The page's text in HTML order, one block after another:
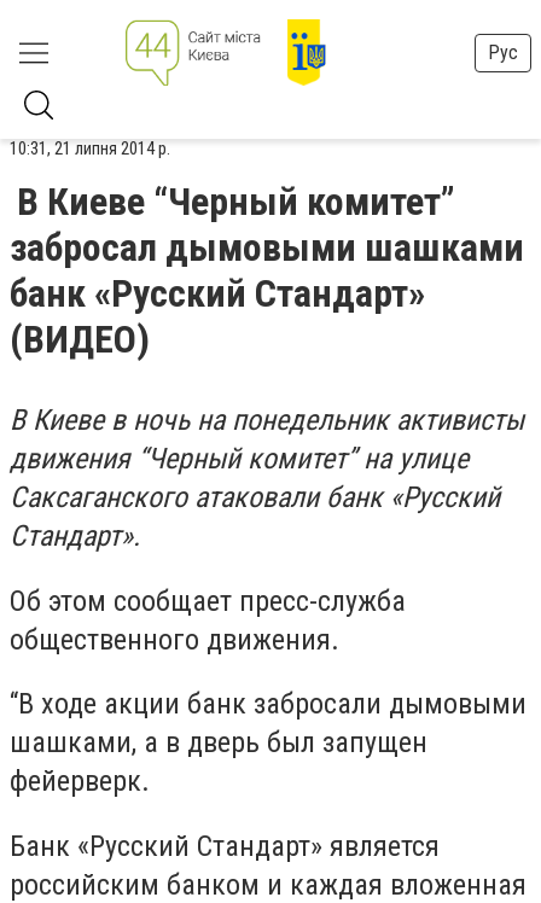
Рус
10:31, 21 липня 2014 р.
В Киеве “Черный комитет”
забросал дымовыми шашками
банк «Русский Стандарт»
(ВИДЕО)
В Киеве в ночь на понедельник активисты
движения “Черный комитет” на улице
Саксаганского атаковали банк «Русский
Стандарт».
Об этом сообщает пресс-служба
общественного движения.
“В ходе акции банк забросали дымовыми
шашками, а в дверь был запущен
фейерверк.
Банк «Русский Стандарт» является
российским банком и каждая вложенная